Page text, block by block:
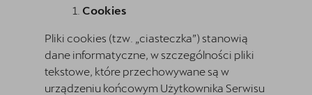
Cookies
Pliki cookies (tzw. „ciasteczka”) stanowią
dane informatyczne, w szczególności pliki
tekstowe, które przechowywane są w
urządzeniu końcowym Użytkownika Serwisu